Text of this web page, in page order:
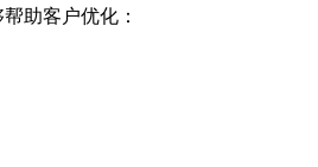
助客户优化：